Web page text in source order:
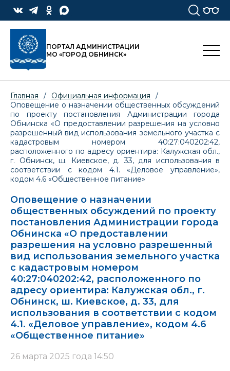
ПОРТАЛ АДМИНИСТРАЦИИ
МО «ГОРОД ОБНИНСК»
Главная / Официальная информация
/
Оповещение о назначении общественных обсуждений
по проекту постановления Администрации города
Обнинска «О предоставлении разрешения на условно
разрешенный вид использования земельного участка с
кадастровым номером 40:27:040202:42,
расположенного по адресу ориентира: Калужская обл.,
г. Обнинск, ш. Киевское, д. 33, для использования в
соответствии с кодом 4.1. «Деловое управление»,
кодом 4.6 «Общественное питание»
Оповещение о назначении
общественных обсуждений по проекту
постановления Администрации города
Обнинска «О предоставлении
разрешения на условно разрешенный
вид использования земельного участка
с кадастровым номером
40:27:040202:42, расположенного по
адресу ориентира: Калужская обл., г.
Обнинск, ш. Киевское, д. 33, для
использования в соответствии с кодом
4.1. «Деловое управление», кодом 4.6
«Общественное питание»
26 марта 2025 года 14:50